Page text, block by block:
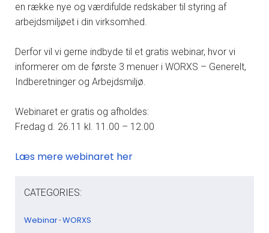
en række nye og værdifulde redskaber til styring af
arbejdsmiljøet i din virksomhed.
Derfor vil vi gerne indbyde til et gratis webinar, hvor vi
informerer om de første 3 menuer i WORXS – Generelt,
Indberetninger og Arbejdsmiljø.
Webinaret er gratis og afholdes:
Fredag d. 26.11 kl. 11.00 – 12.00
Læs mere webinaret her
CATEGORIES:
Webinar-WORXS